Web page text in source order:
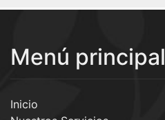
Menú principal
Inicio